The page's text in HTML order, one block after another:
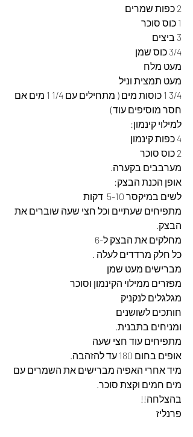
2 כפות שמרים
1 כוס סוכר
3 ביצים
3/4 כוס שמן
מעט מלח
מעט תמצית וניל
3/4 1 כוסות מים ( מתחילים עם 1/4 1 מים אם
חסר מוסיפים עוד)
למילוי קינמון:
4 כפות קינמון
2 כוס סוכר
מערבבים בקערה.
אופן הכנת הבצק:
לשים במיקסר 5-10  דקות
מתפיחים שעתיים וכל חצי שעה שוברים את
הבצק.
מחלקים את הבצק ל-6
כל חלק מרדדים לעלה .
מברישים מעט שמן
מפזרים ממילוי הקינמון וסוכר
מגלגלים לנקניק
חותכים לשושנים
ומניחים בתבנית.
מתפיחים עוד חצי שעה
אופים בחום 180 עד להזהבה.
מיד אחרי האפיה מברישים את השמרים עם
מים חמים וקצת סוכר.
בהצלחה!!
פרנליז